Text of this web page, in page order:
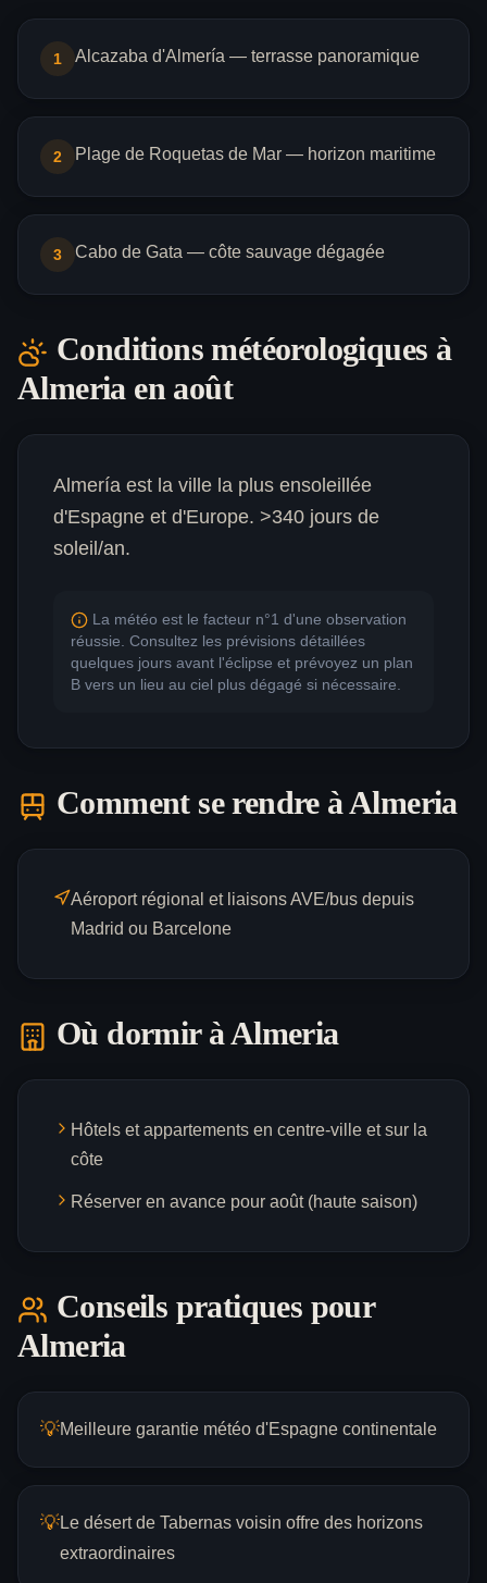
1 Alcazaba d'Almería — terrasse panoramique
2 Plage de Roquetas de Mar — horizon maritime
3 Cabo de Gata — côte sauvage dégagée
Conditions météorologiques à
Almeria en août
Almería est la ville la plus ensoleillée
d'Espagne et d'Europe. >340 jours de
soleil/an.
La météo est le facteur n°1 d'une observation
réussie. Consultez les prévisions détaillées
quelques jours avant l'éclipse et prévoyez un plan
B vers un lieu au ciel plus dégagé si nécessaire.
Comment se rendre àAlmeria
Aéroport régional et liaisons AVE/bus depuis
Madrid ou Barcelone
Où dormir àAlmeria
Hôtels et appartements en centre-ville et sur la
côte
Réserver en avance pour août (haute saison)
Conseils pratiques pour
Almeria
💡Meilleure garantie météo d'Espagne continentale
💡Le désert de Tabernas voisin offre des horizons
extraordinaires